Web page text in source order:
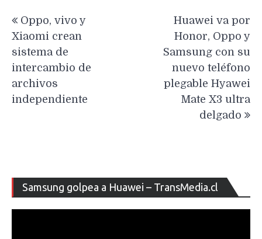
de
entradas
Oppo, vivo y
Xiaomi crean
sistema de
intercambio de
archivos
independiente
Huawei va por
Honor, Oppo y
Samsung con su
nuevo teléfono
plegable Hyawei
Mate X3 ultra
delgado
Samsung golpea a Huawei – TransMedia.cl
de